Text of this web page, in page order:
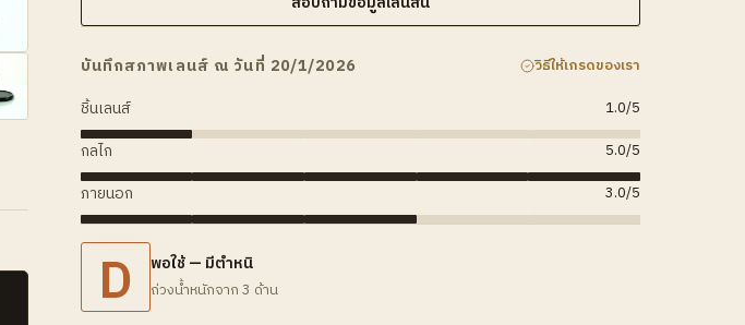
บันทึกสภาพเลนส์ ณ วันที่ 20/1/2026 วิธีให้เกรดของเรา
ชิ้นเลนส์ 1.0/5
กลไก 5.0/5
ภายนอก 3.0/5
D พอใช้ — มีตำหนิ
ถ่วงน้ำหนักจาก 3 ด้าน